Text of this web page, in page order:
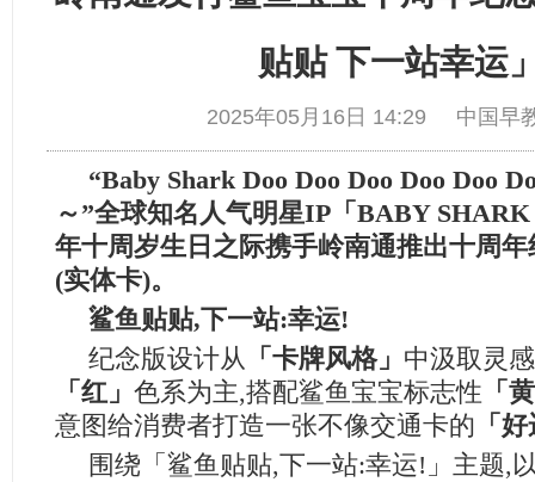
贴贴 下一站幸运
2025年05月16日 14:29 中国
“Baby Shark Doo Doo Doo Doo Doo
～”全球知名人气明星IP 「 BABY
年十周岁生日之际携手岭南通推出十周
(实体卡)。
鲨鱼贴贴,下一站:幸运!
纪念版设计从 「卡牌风格」 中汲取灵
「红」 色系为主,搭配鲨鱼宝宝标志性 「
意图给消费者打造一张不像交通卡的 「
围绕「鲨鱼贴贴,下一站:幸运!」主题,